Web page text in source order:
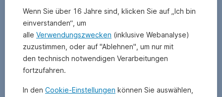
Wenn Sie über 16 Jahre sind, klicken Sie auf „Ich bin
einverstanden“, um
alle Verwendungszwecken (inklusive Webanalyse)
zuzustimmen, oder auf "Ablehnen", um nur mit
den technisch notwendigen Verarbeitungen
fortzufahren.
In den Cookie-Einstellungen können Sie auswählen,